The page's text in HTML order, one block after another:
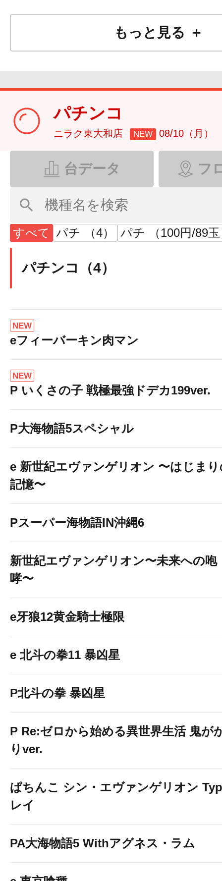
もっと見る ＋
パチンコ
ニラク東大和店 NEW 08/10（月）
台データ フ
すべて パチ （4） パチ （100円/89
パチンコ（4）
NEW
eフィーバーキン肉マン
NEW
P いくさの子 戦極最強ドデカ199ver.
P大海物語5スペシャル
e 新世紀エヴァンゲリオン 〜はじま
記憶〜
Pスーパー海物語IN沖縄6
新世紀エヴァンゲリオン〜未来への咆
哮〜
e牙狼12黄金騎士極限
e 北斗の拳11 暴凶星
P北斗の拳 暴凶星
P Re:ゼロから始める異世界生活 鬼が
りver.
ぱちんこ シン・エヴァンゲリオン
レイ
PA大海物語5 Withアグネス・ラム